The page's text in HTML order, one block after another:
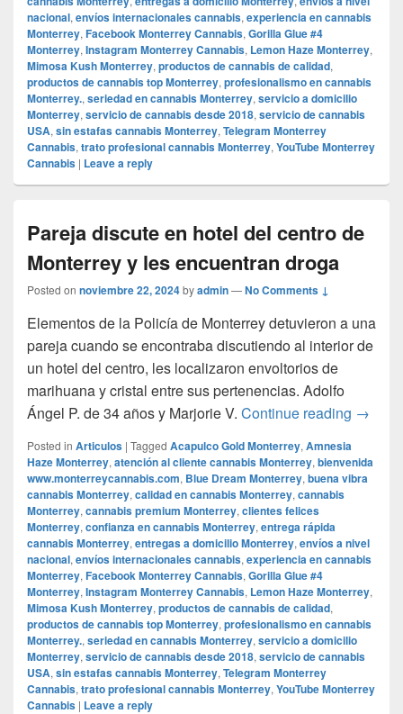
nacional, envíos internacionales cannabis, experiencia en cannabis
Monterrey, Facebook Monterrey Cannabis, Gorilla Glue #4
Monterrey, Instagram Monterrey Cannabis, Lemon Haze Monterrey,
Mimosa Kush Monterrey, productos de cannabis de calidad,
productos de cannabis top Monterrey, profesionalismo en cannabis
Monterrey., seriedad en cannabis Monterrey, servicio a domicilio
Monterrey, servicio de cannabis desde 2018, servicio de cannabis
USA, sin estafas cannabis Monterrey, Telegram Monterrey
Cannabis, trato profesional cannabis Monterrey, YouTube Monterrey
Cannabis | Leave a reply
Pareja discute en hotel del centro de
Monterrey y les encuentran droga
Posted on noviembre 22, 2024byadmin—No Comments ↓
Elementos de la Policía de Monterrey detuvieron a una
pareja cuando se encontraba discutiendo al interior de
un hotel del centro, les localizaron envoltorios de
marihuana y cristal entre sus pertenencias. Adolfo
Ángel P. de 34 años y Marjorie V. Continue reading Pareja
→
Posted in Articulos | Tagged Acapulco Gold Monterrey, Amnesia
Haze Monterrey, atención al cliente cannabis Monterrey, bienvenida
www.monterreycannabis.com, Blue Dream Monterrey, buena vibra
cannabis Monterrey, calidad en cannabis Monterrey, cannabis
Monterrey, cannabis premium Monterrey, clientes felices
Monterrey, confianza en cannabis Monterrey, entrega rápida
cannabis Monterrey, entregas a domicilio Monterrey, envíos a nivel
nacional, envíos internacionales cannabis, experiencia en cannabis
Monterrey, Facebook Monterrey Cannabis, Gorilla Glue #4
Monterrey, Instagram Monterrey Cannabis, Lemon Haze Monterrey,
Mimosa Kush Monterrey, productos de cannabis de calidad,
productos de cannabis top Monterrey, profesionalismo en cannabis
Monterrey., seriedad en cannabis Monterrey, servicio a domicilio
Monterrey, servicio de cannabis desde 2018, servicio de cannabis
USA, sin estafas cannabis Monterrey, Telegram Monterrey
Cannabis, trato profesional cannabis Monterrey, YouTube Monterrey
Cannabis | Leave a reply